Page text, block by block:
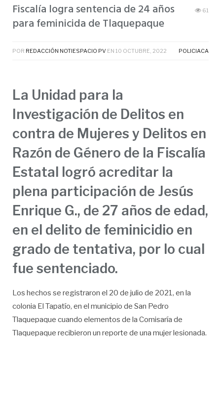
Fiscalía logra sentencia de 24 años
para feminicida de Tlaquepaque
61
POR REDACCIÓN NOTIESPACIO PV EN 10 OCTUBRE, 2022 POLICIACA
La Unidad para la
Investigación de Delitos en
contra de Mujeres y Delitos en
Razón de Género de la Fiscalía
Estatal logró acreditar la
plena participación de Jesús
Enrique G., de 27 años de edad,
en el delito de feminicidio en
grado de tentativa, por lo cual
fue sentenciado.
Los hechos se registraron el 20 de julio de 2021, en la
colonia El Tapatío, en el municipio de San Pedro
Tlaquepaque cuando elementos de la Comisaría de
Tlaquepaque recibieron un reporte de una mujer lesionada.